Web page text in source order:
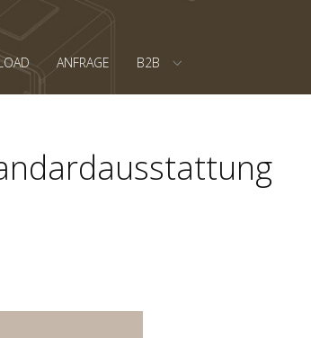
ANFRAGE B2B